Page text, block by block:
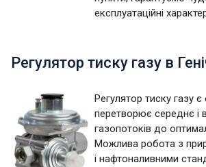
експлуатаційні
Регулятор тиску газу в
Регулятор тиску газу
перетворює середнє і
газопотоків до
Можлива робота з
і нафтоналивними